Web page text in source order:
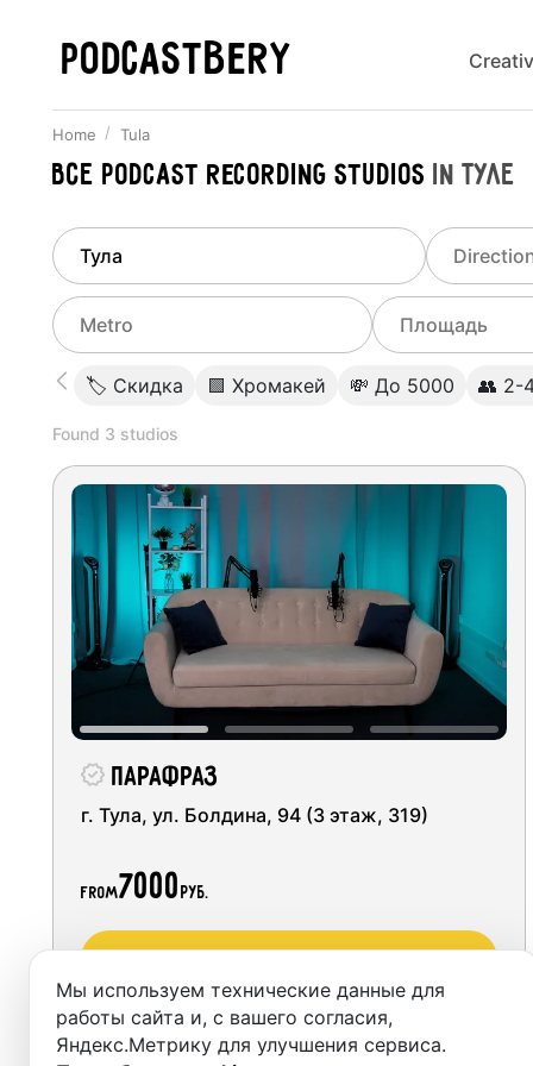
PODCASTBERY
Home Tula
Все Podcast recording studios inТуле
Finded
Tula
Select city
Do not specify
Moscow
Saint Petersburg
Novosibirsk
Yekaterinburg
Kazan
Sochi
All
On-
Rent
Photo
Select metro
Do not specify
Select a range
🏷 Скидка 🟩 Хромакей 💸 До 5000 👥 2-
Found 3 studios
Парафраз
г. Тула, ул. Болдина, 94 (3 этаж, 319)
from7000 руб.
Забронировать
Мы используем технические данные для
работы сайта и, с вашего согласия,
Яндекс.Метрику для улучшения сервиса.